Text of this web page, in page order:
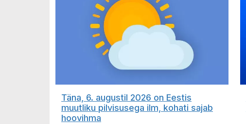
Täna, 6. augustil 2026 on Eestis
muutliku pilvisusega ilm, kohati sajab
hoovihma